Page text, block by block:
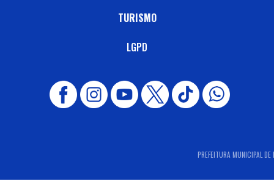
TURISMO
LGPD
PREFEITURA MUNICIPAL